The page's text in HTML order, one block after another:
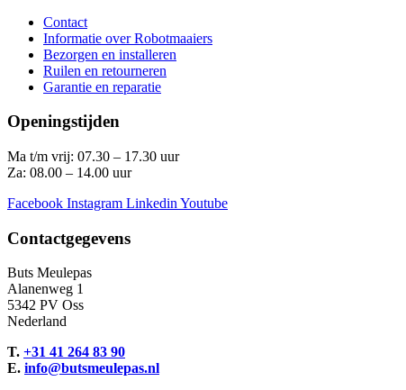
Contact
Informatie over Robotmaaiers
Bezorgen en installeren
Ruilen en retourneren
Garantie en reparatie
Openingstijden
Ma t/m vrij: 07.30 – 17.30 uur
Za: 08.00 – 14.00 uur
Facebook Instagram Linkedin Youtube
Contactgegevens
Buts Meulepas
Alanenweg 1
5342 PV Oss
Nederland
T. +31 41 264 83 90
E. info@butsmeulepas.nl